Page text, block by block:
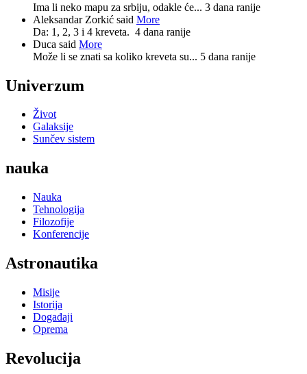
Ima li neko mapu za srbiju, odakle će... 3 dana ranije
Aleksandar Zorkić said More
Da: 1, 2, 3 i 4 kreveta. 4 dana ranije
Duca said More
Može li se znati sa koliko kreveta su... 5 dana ranije
Univerzum
Život
Galaksije
Sunčev sistem
nauka
Nauka
Tehnologija
Filozofije
Konferencije
Astronautika
Misije
Istorija
Događaji
Oprema
Revolucija